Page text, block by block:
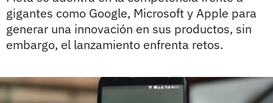
gigantes como Google, Microsoft y Apple para
generar una innovación en sus productos, sin
embargo, el lanzamiento enfrenta retos.